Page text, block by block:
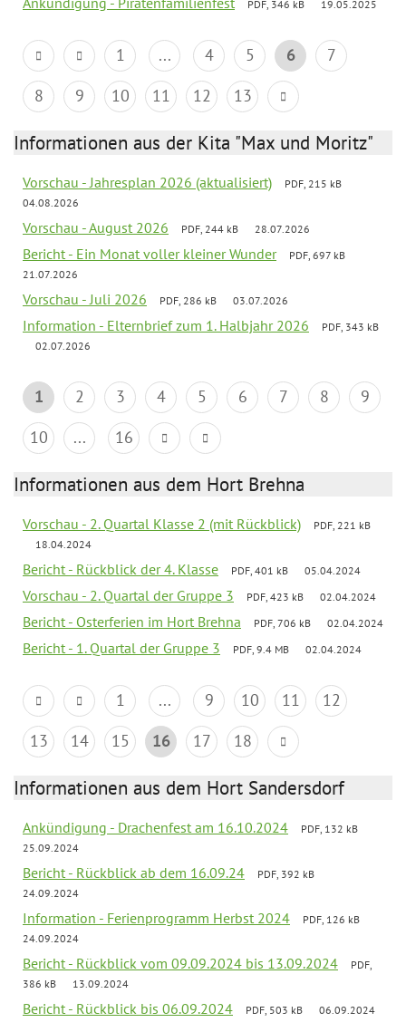
PDF, 346 kB 19.05.2025
1 ... 4 5 6
7
8
9 10 11 12 13
Informationen aus der Kita "Max und Moritz"
Vorschau - Jahresplan 2026 (aktualisiert)
PDF, 215 kB
04.08.2026
Vorschau - August 2026 PDF, 244 kB 28.07.2026
Bericht - Ein Monat voller kleiner Wunder
PDF, 697 kB
21.07.2026
Vorschau - Juli 2026 PDF, 286 kB 03.07.2026
Information - Elternbrief zum 1. Halbjahr 2026
PDF, 343 kB
02.07.2026
1 2 3 4 5 6 7 8
9
10
... 16
Informationen aus dem Hort Brehna
Vorschau - 2. Quartal Klasse 2 (mit Rückblick)
PDF, 221 kB
18.04.2024
Bericht - Rückblick der 4. Klasse PDF, 401 kB 05.04.2024
Vorschau - 2. Quartal der Gruppe 3 PDF, 423 kB 02.04.2024
Bericht - Osterferien im Hort Brehna PDF, 706 kB 02.04.2024
Bericht - 1. Quartal der Gruppe 3 PDF, 9.4 MB 02.04.2024
1 ... 9 10 11
12
13
14 15 16 17 18
Informationen aus dem Hort Sandersdorf
Ankündigung - Drachenfest am 16.10.2024
PDF, 132 kB
25.09.2024
Bericht - Rückblick ab dem 16.09.24
PDF, 392 kB
24.09.2024
Information - Ferienprogramm Herbst 2024
PDF, 126 kB
24.09.2024
Bericht - Rückblick vom 09.09.2024 bis 13.09.2024
PDF,
386 kB
13.09.2024
Bericht - Rückblick bis 06.09.2024 PDF, 503 kB 06.09.2024